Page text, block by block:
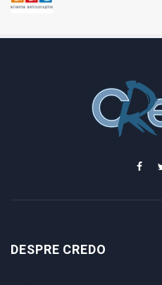
DESPRE CREDO